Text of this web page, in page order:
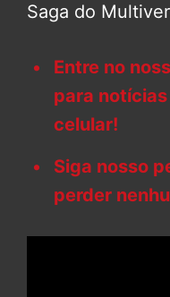
Saga do
Entre no
para
celular!
Siga nosso
perder